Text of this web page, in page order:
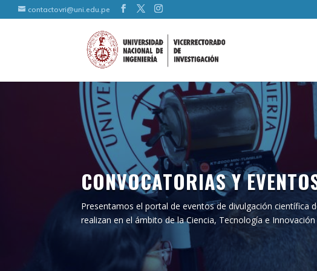
contactovri@uni.edu.pe
CONVOCATORIAS Y
Presentamos el portal de eventos de divulgación científica
realizan en el ámbito de la Ciencia, Tecnología e